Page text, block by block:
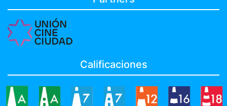
Calificaciones